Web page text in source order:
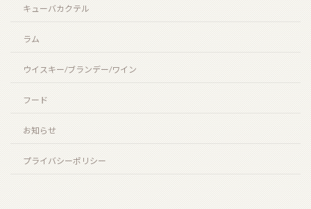
キューバカクテル
ラム
ウイスキー/ブランデー/ワイン
フード
お知らせ
プライバシーポリシー
SUNTORY WHISKY “CLEAN TYPE” “RICH TYPE”）
2026年3月20日
HOME
お知らせ
Barとは
シガーを愉しむ